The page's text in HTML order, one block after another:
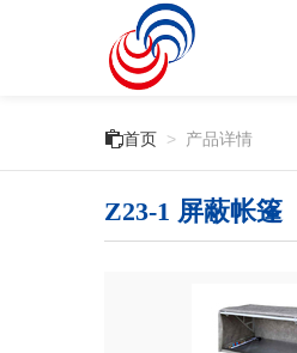
首页 > 产品详情
Z23-1 屏蔽帐篷